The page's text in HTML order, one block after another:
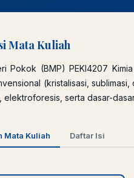
Mata Kuliah
Pokok (BMP) PEKl4207
(kristalisasi,
elektroforesis, serta dasar-
Mata Kuliah Daftar Isi